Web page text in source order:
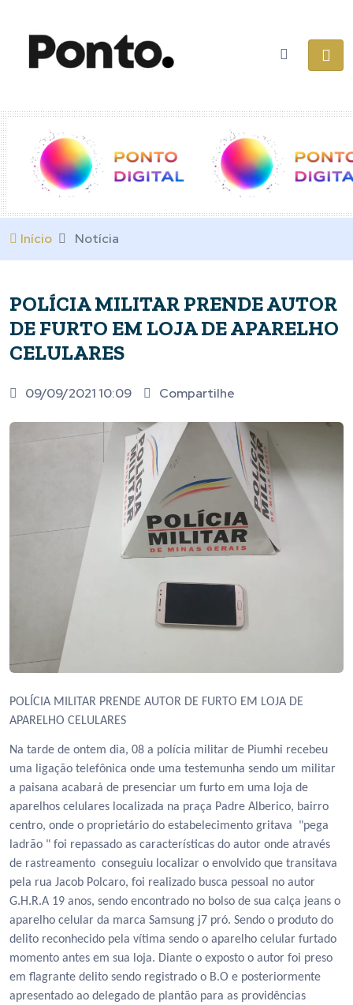
Início Notícia
POLÍCIA MILITAR PRENDE AUTOR
DE FURTO EM LOJA DE APARELHO
CELULARES
09/09/2021 10:09 Compartilhe
POLÍCIA MILITAR PRENDE AUTOR DE FURTO EM LOJA DE
APARELHO CELULARES
Na tarde de ontem dia, 08 a polícia militar de Piumhi recebeu
uma ligação telefônica onde uma testemunha sendo um militar
a paisana acabará de presenciar um furto em uma loja de
aparelhos celulares localizada na praça Padre Alberico, bairro
centro, onde o proprietário do estabelecimento gritava "pega
ladrão " foi repassado as características do autor onde através
de rastreamento conseguiu localizar o envolvido que transitava
pela rua Jacob Polcaro, foi realizado busca pessoal no autor
G.H.R.A 19 anos, sendo encontrado no bolso de sua calça jeans o
aparelho celular da marca Samsung j7 pró. Sendo o produto do
delito reconhecido pela vítima sendo o aparelho celular furtado
momento antes em sua loja. Diante o exposto o autor foi preso
em flagrante delito sendo registrado o B.O e posteriormente
apresentado ao delegado de plantão para as providências